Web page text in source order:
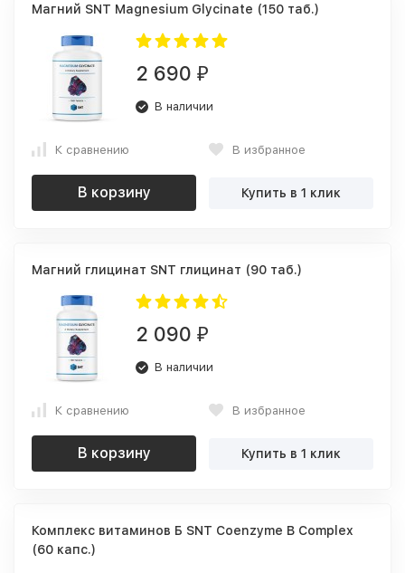
Магний SNT Magnesium Glycinate (150 таб.)
2 690 ₽
В наличии
К сравнению В избранное
В корзину Купить в 1 клик
Магний глицинат SNT глицинат (90 таб.)
2 090 ₽
В наличии
К сравнению В избранное
В корзину Купить в 1 клик
Комплекс витаминов Б SNT Coenzyme B Complex
(60 капс.)